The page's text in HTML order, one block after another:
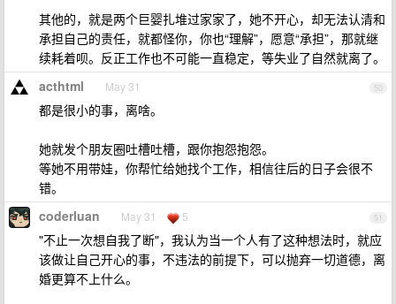
其他的，就是两个巨婴扎堆过家家了，她不开心，却无法认清和
承担自己的责任，就都怪你，你也“理解”，愿意“承担”，那就继
续耗着呗。反正工作也不可能一直稳定，等失业了自然就离了。
50
acthtml May 31
都是很小的事，离啥。
她就发个朋友圈吐槽吐槽，跟你抱怨抱怨。
等她不用带娃，你帮忙给她找个工作，相信往后的日子会很不
错。
51
coderluan May 31 5
"不止一次想自我了断"，我认为当一个人有了这种想法时，就应
该做让自己开心的事，不违法的前提下，可以抛弃一切道德，离
婚更算不上什么。